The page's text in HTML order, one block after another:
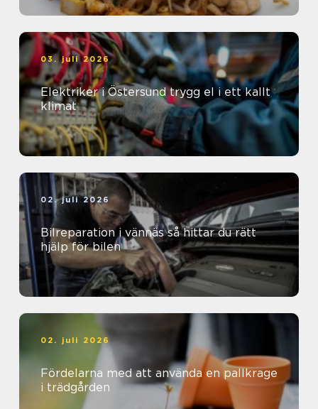
03. juli 2026
Elektriker i Östersund trygg el i ett kallt
klimat
02. juli 2026
Bilreparation i vännäs så hittar du rätt
hjälp för bilen
02. juli 2026
Fördelarna med att använda en pallkrage
i trädgården